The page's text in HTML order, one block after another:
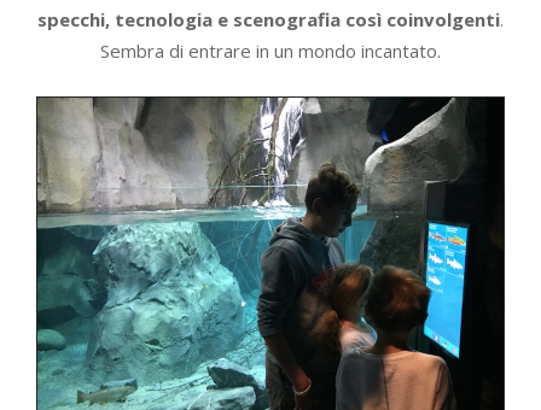
specchi, tecnologia e scenografia così coinvolgenti.
Sembra di entrare in un mondo incantato.